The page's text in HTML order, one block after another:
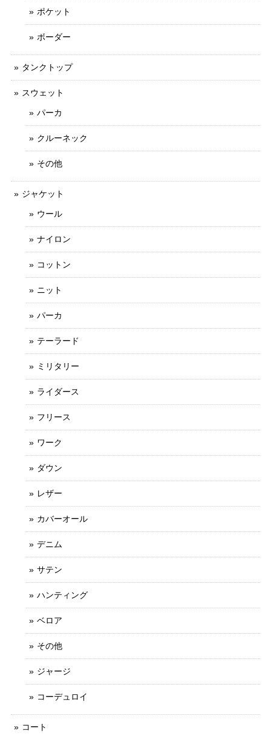
ポケット
ボーダー
タンクトップ
スウェット
パーカ
クルーネック
その他
ジャケット
ウール
ナイロン
コットン
ニット
パーカ
テーラード
ミリタリー
ライダース
フリース
ワーク
ダウン
レザー
カバーオール
デニム
サテン
ハンティング
ベロア
その他
ジャージ
コーデュロイ
コート